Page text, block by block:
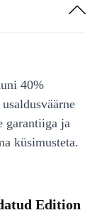
40%
garantiiga ja
küsimusteta.
Edition